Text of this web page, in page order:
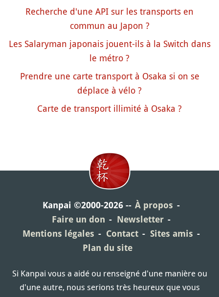
Recherche d'une API sur les transports en
commun au Japon ?
Les Salaryman japonais jouent-ils à la Switch dans
le métro ?
Prendre une carte transport à Osaka si on se
déplace à vélo ?
Carte de transport illimité à Osaka ?
Kanpai ©2000-2026
À propos
Faire un don
Newsletter
Mentions légales
Contact
Sites amis
Plan du site
Si Kanpai vous a aidé ou renseigné d'une manière ou
d'une autre, nous serions très heureux que vous